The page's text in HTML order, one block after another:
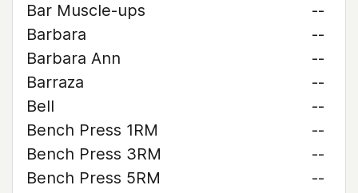
Bar Muscle-ups
--
Barbara
--
Barbara Ann
--
Barraza
--
Bell
--
Bench Press 1RM
--
Bench Press 3RM
--
Bench Press 5RM
--